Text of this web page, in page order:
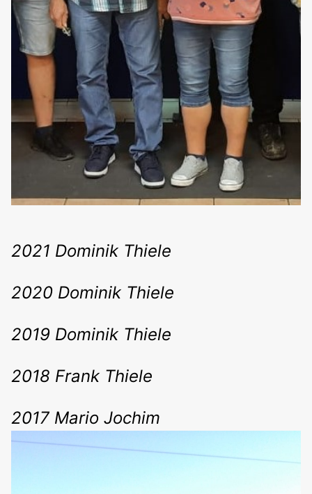
2021 Dominik Thiele
2020 Dominik Thiele
2019 Dominik Thiele
2018 Frank Thiele
2017 Mario Jochim